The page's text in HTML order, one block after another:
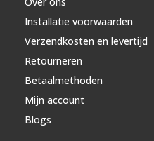
Installatie voorwaarden
Verzendkosten en levertijd
Retourneren
Betaalmethoden
Mijn account
Blogs